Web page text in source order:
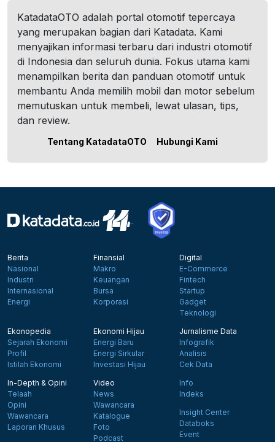
KatadataOTO adalah portal otomotif tepercaya
yang merupakan bagian dari Katadata. Kami
menyajikan informasi terbaru dari industri otomotif
di Indonesia dan seluruh dunia. Fokus utama kami
menampilkan berita dan panduan otomotif untuk
membantu Anda memilih mobil dan motor sebelum
memutuskan untuk membeli, lewat ulasan, tips,
dan review.
Tentang KatadataOTO Hubungi Kami
Berita
Nasional
Industri
Internasional
Energi
Finansial
Makro
Keuangan
Bursa
Korporasi
Digital
E-Commerce
Fintech
Startup
Gadget
Teknologi
Ekonopedia
Sejarah Ekonomi
Profil
Istilah Ekonomi
Ekonomi Hijau
Energi Baru
Energi Sirkular
Investasi Hijau
Jurnalisme Data
Infografik
Analisis
Cek Data
In-Depth & Opini
Telaah
Opini
Wawancara
Laporan Khusus
Video
News
Wawancara
Katalogue
Foto
Podcast
Info
Indeks
Insight Center
Databoks
Event